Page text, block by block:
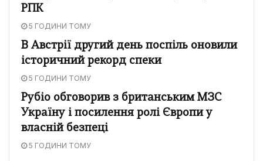
РПК
5 ГОДИНИ ТОМУ
В Австрії другий день поспіль оновили
історичний рекорд спеки
5 ГОДИНИ ТОМУ
Рубіо обговорив з британським МЗС
Україну і посилення ролі Європи у
власній безпеці
5 ГОДИНИ ТОМУ